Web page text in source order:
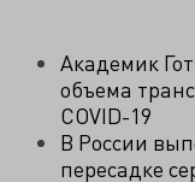
Академик
объема
COVID-19
В России
пересадке